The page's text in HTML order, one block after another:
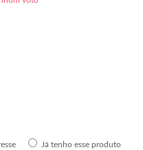
Já tenho esse produto